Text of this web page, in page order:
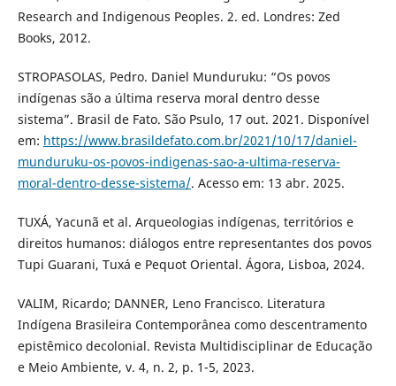
Research and Indigenous Peoples. 2. ed. Londres: Zed
Books, 2012.
STROPASOLAS, Pedro. Daniel Munduruku: “Os povos
indígenas são a última reserva moral dentro desse
sistema”. Brasil de Fato. São Psulo, 17 out. 2021. Disponível
em: https://www.brasildefato.com.br/2021/10/17/daniel-
munduruku-os-povos-indigenas-sao-a-ultima-reserva-
moral-dentro-desse-sistema/. Acesso em: 13 abr. 2025.
TUXÁ, Yacunã et al. Arqueologias indígenas, territórios e
direitos humanos: diálogos entre representantes dos povos
Tupi Guarani, Tuxá e Pequot Oriental. Ágora, Lisboa, 2024.
VALIM, Ricardo; DANNER, Leno Francisco. Literatura
Indígena Brasileira Contemporânea como descentramento
epistêmico decolonial. Revista Multidisciplinar de Educação
e Meio Ambiente, v. 4, n. 2, p. 1-5, 2023.